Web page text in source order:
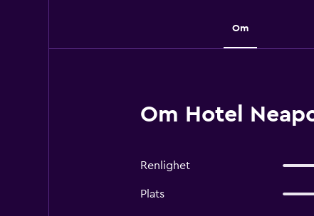
Om
Om Hotel
Renlighet
Plats